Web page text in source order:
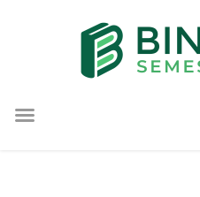
konten